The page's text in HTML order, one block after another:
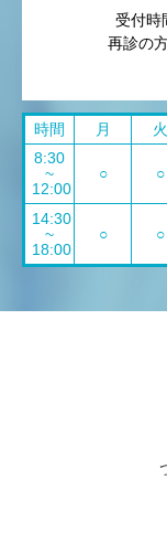
受付時
再診の
時間 月 火
8:30
~
12:00
○ ○
14:30
~
18:00
○ ○